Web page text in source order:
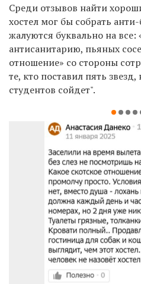
Среди отзывов найти
хостел мог бы собрать
жалуются буквально на
антисанитарию, пьяных
отношение» со стороны
те, кто поставил пять
студентов сойдет".